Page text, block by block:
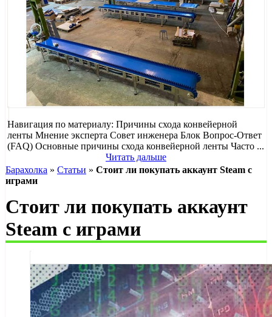
Навигация по материалу: Причины схода конвейерной
ленты Мнение эксперта Совет инженера Блок Вопрос-Ответ
(FAQ) Основные причины схода конвейерной ленты Часто ...
Читать дальше
Барахолка » Статьи » Стоит ли покупать аккаунт Steam с
играми
Стоит ли покупать аккаунт
Steam с играми